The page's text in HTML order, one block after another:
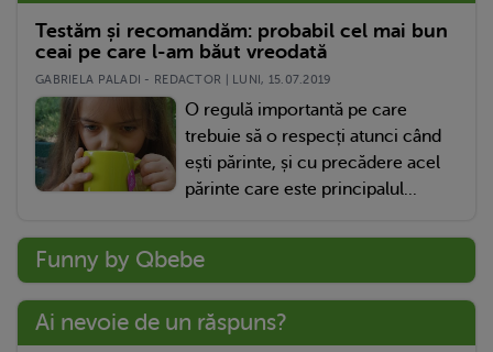
Testăm și recomandăm: probabil cel mai bun
ceai pe care l-am băut vreodată
GABRIELA PALADI - REDACTOR | LUNI, 15.07.2019
O regulă importantă pe care
trebuie să o respecți atunci când
ești părinte, și cu precădere acel
părinte care este principalul...
Funny by Qbebe
Ai nevoie de un răspuns?